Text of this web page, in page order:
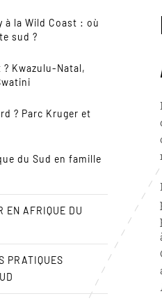
à la Wild Coast : où
sud ?
? Kwazulu-Natal,
? Parc Kruger et
du Sud en famille
EN AFRIQUE DU
PRATIQUES